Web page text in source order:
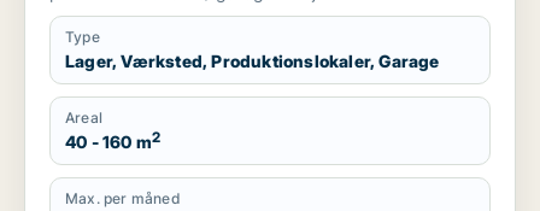
Type
Lager, Værksted, Produktionslokaler, Garage
Areal
40 - 160 m2
Max. per måned